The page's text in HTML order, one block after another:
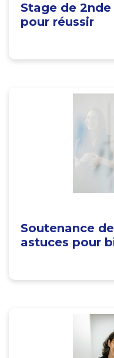
Stage de
pour réussir
Soutenance
astuces pour